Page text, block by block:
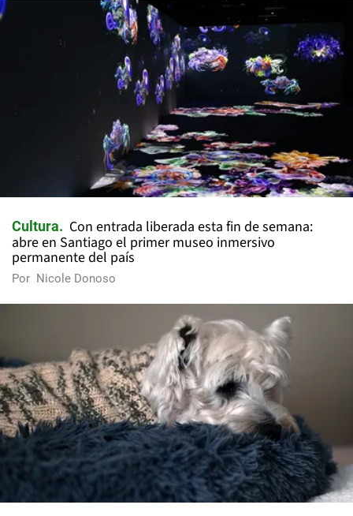
Cultura
Con entrada liberada esta fin de semana:
abre en Santiago el primer museo inmersivo
permanente del país
Por Nicole Donoso